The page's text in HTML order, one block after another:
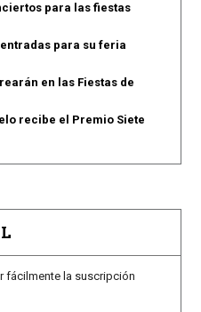
para las fiestas
para su feria
en las Fiestas de
recibe el Premio Siete
fácilmente la suscripción